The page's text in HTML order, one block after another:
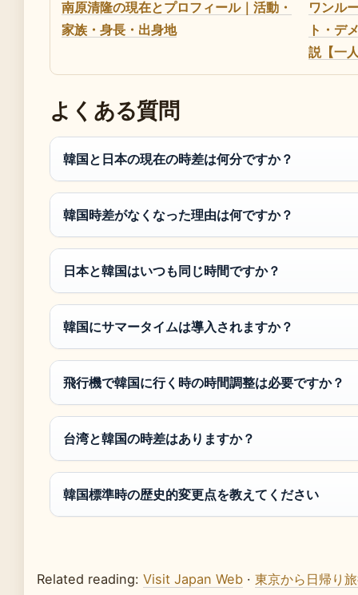
南原清隆の現在とプロフィール｜活動・
家族・身長・出身地
ワンル
ト・デ
説【一
よくある質問
韓国と日本の現在の時差は何分ですか？
韓国時差がなくなった理由は何ですか？
日本と韓国はいつも同じ時間ですか？
韓国にサマータイムは導入されますか？
飛行機で韓国に行く時の時間調整は必要ですか？
台湾と韓国の時差はありますか？
韓国標準時の歴史的変更点を教えてください
Related reading: Visit Japan Web · 東京から日帰り